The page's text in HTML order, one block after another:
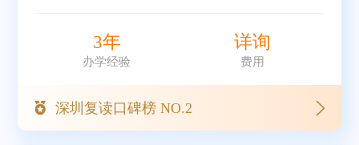
3年
办学经验
详询
费用
深圳复读口碑榜 NO.2